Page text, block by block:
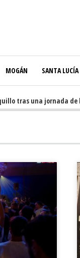
MOGÁN SANTA LUCÍA
tras una jornada de